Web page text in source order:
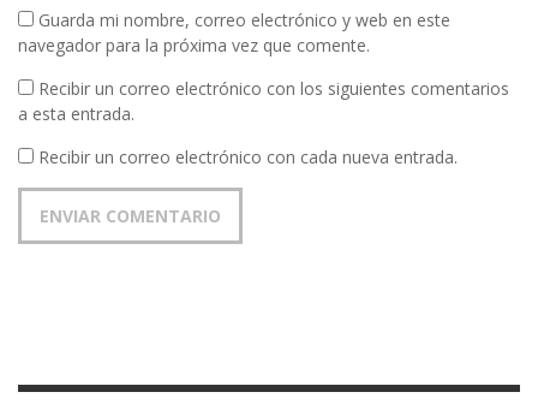
Guarda mi nombre, correo electrónico y web en este
navegador para la próxima vez que comente.
Recibir un correo electrónico con los siguientes comentarios
a esta entrada.
Recibir un correo electrónico con cada nueva entrada.